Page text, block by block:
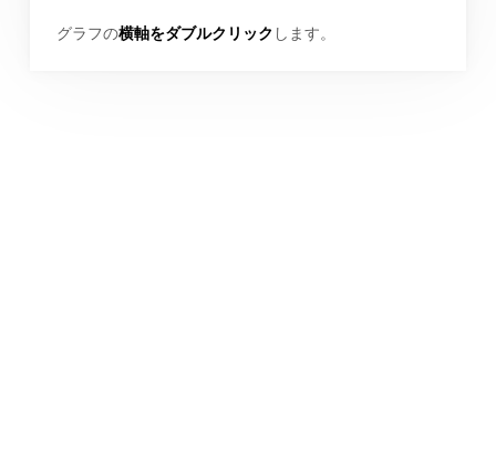
グラフの横軸をダブルクリック します。